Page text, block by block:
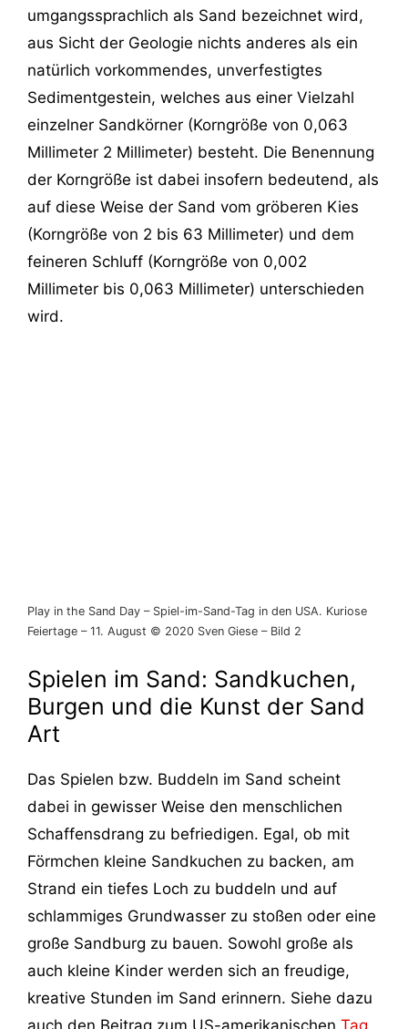
umgangssprachlich als Sand bezeichnet wird,
aus Sicht der Geologie nichts anderes als ein
natürlich vorkommendes, unverfestigtes
Sedimentgestein, welches aus einer Vielzahl
einzelner Sandkörner (Korngröße von 0,063
Millimeter 2 Millimeter) besteht. Die Benennung
der Korngröße ist dabei insofern bedeutend, als
auf diese Weise der Sand vom gröberen Kies
(Korngröße von 2 bis 63 Millimeter) und dem
feineren Schluff (Korngröße von 0,002
Millimeter bis 0,063 Millimeter) unterschieden
wird.
Play in the Sand Day – Spiel-im-Sand-Tag in den USA. Kuriose
Feiertage – 11. August © 2020 Sven Giese – Bild 2
Spielen im Sand: Sandkuchen,
Burgen und die Kunst der Sand
Art
Das Spielen bzw. Buddeln im Sand scheint
dabei in gewisser Weise den menschlichen
Schaffensdrang zu befriedigen. Egal, ob mit
Förmchen kleine Sandkuchen zu backen, am
Strand ein tiefes Loch zu buddeln und auf
schlammiges Grundwasser zu stoßen oder eine
große Sandburg zu bauen. Sowohl große als
auch kleine Kinder werden sich an freudige,
kreative Stunden im Sand erinnern. Siehe dazu
auch den Beitrag zum US-amerikanischen Tag